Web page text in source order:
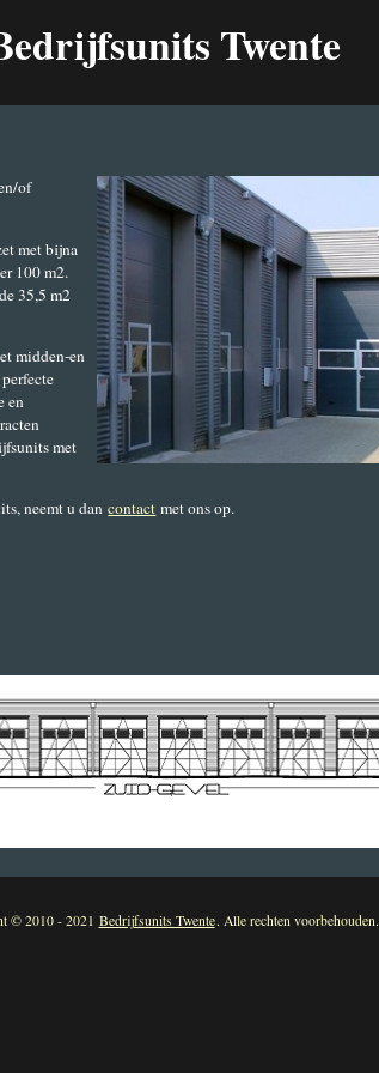
Twente
of
met bijna
100 m2.
35,5 m2
midden-en
en
met
neemt u dan contact met ons op.
© 2010 - 2021 Bedrijfsunits Twente. Alle rechten voorbehouden.